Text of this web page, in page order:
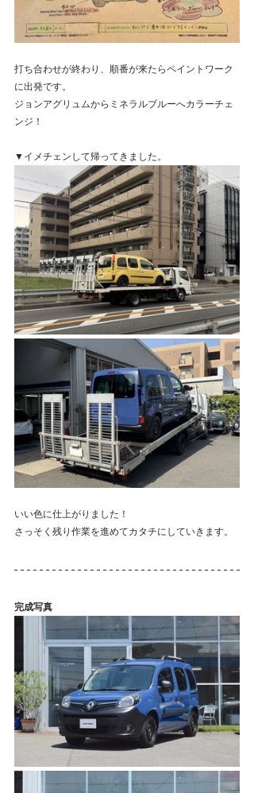
打ち合わせが終わり、順番が来たらペイントワーク
に出発です。
ジョンアグリュムからミネラルブルーへカラーチェ
ンジ！
▼ イメチェンして帰ってきました。
いい色に仕上がりました！
さっそく残り作業を進めてカタチにしていきます。
完成写真